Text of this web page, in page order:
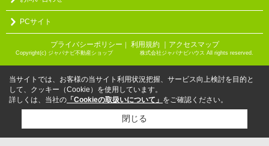
PCサイト
プライバシーポリシー ｜ 利用規約 ｜アクセスマップ
Copyright(c) ジャパナビ不動産ショップ 株式会社ジャパナビハウス All rights reserved.
当サイトでは、お客様の当サイト利用状況把握、サービス向上検討を目的と
して、クッキー（Cookie）を使用しています。
詳しくは、当社の 「Cookieの取扱いについて」 をご確認ください。
閉じる